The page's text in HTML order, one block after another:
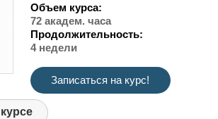
Объем курса:
72 академ. часа
Продолжительность:
4 недели
Записаться на курс!